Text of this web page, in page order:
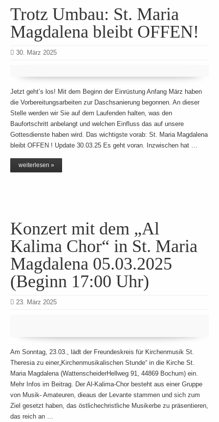
Trotz Umbau: St. Maria
Magdalena bleibt OFFEN!
30. März 2025
Jetzt geht’s los! Mit dem Beginn der Einrüstung Anfang März haben
die Vorbereitungsarbeiten zur Daschsanierung begonnen. An dieser
Stelle werden wir Sie auf dem Laufenden halten, was den
Baufortschritt anbelangt und welchen Einfluss das auf unsere
Gottesdienste haben wird. Das wichtigste vorab: St. Maria Magdalena
bleibt OFFEN ! Update 30.03.25 Es geht voran. Inzwischen hat …
weiterlesen »
Konzert mit dem „Al
Kalima Chor“ in St. Maria
Magdalena 05.03.2025
(Beginn 17:00 Uhr)
23. März 2025
Am Sonntag, 23.03., lädt der Freundeskreis für Kirchenmusik St.
Theresia zu einer„Kirchenmusikalischen Stunde“ in die Kirche St.
Maria Magdalena (WattenscheiderHellweg 91, 44869 Bochum) ein.
Mehr Infos im Beitrag. Der Al-Kalima-Chor besteht aus einer Gruppe
von Musik- Amateuren, dieaus der Levante stammen und sich zum
Ziel gesetzt haben, das östlichechristliche Musikerbe zu präsentieren,
das reich an …